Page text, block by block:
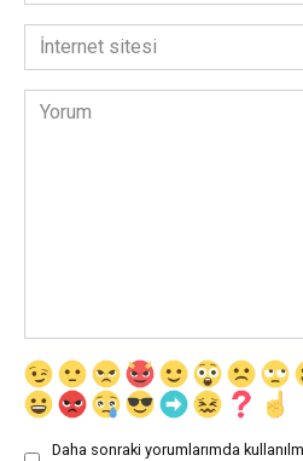
*İnternet
sitesi
Yorum
Daha sonraki yorumlarımda